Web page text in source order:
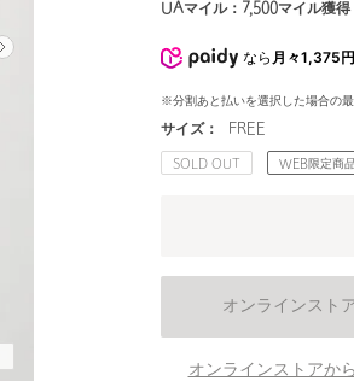
UAマイル： 7,500マイル獲得
なら 月々1,375円
※分割あと払いを選択した場合の
サイズ： FREE
SOLD OUT WEB限定商
オンラインスト
オンラインストアか